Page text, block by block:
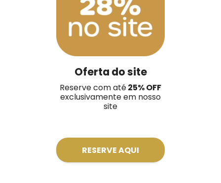
Oferta do site
Reserve com até25% OFF
exclusivamente em nosso
site
RESERVE AQUI